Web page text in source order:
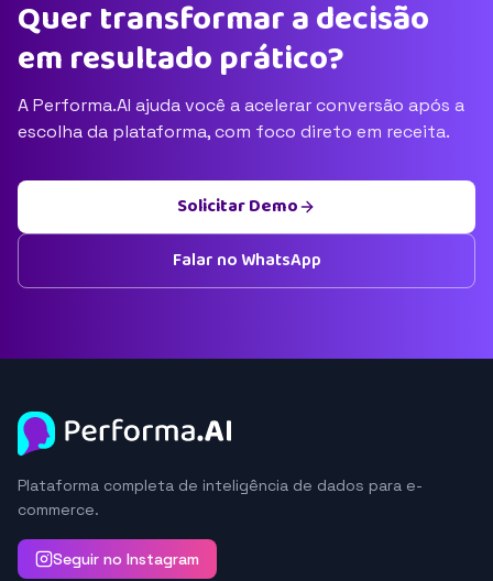
Quer transformar a decisão
em resultado prático?
A Performa.AI ajuda você a acelerar conversão após a
escolha da plataforma, com foco direto em receita.
Solicitar Demo
Falar no WhatsApp
Plataforma completa de inteligência de dados para e-
commerce.
Seguir no Instagram